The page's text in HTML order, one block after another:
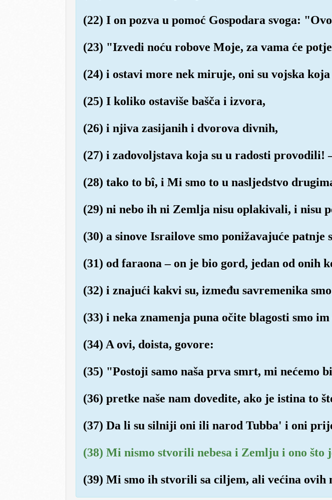
(22) I on pozva u pomoć Gospodara svoga:
(23) "Izvedi noću robove Moje, za vama će
(24) i ostavi more nek miruje, oni su vojska
(25) I koliko ostaviše bašča i izvora,
(26) i njiva zasijanih i dvorova divnih,
(27) i zadovoljstava koja su u radosti provodili!
(28) tako to bî, i Mi smo to u nasljedstvo
(29) ni nebo ih ni Zemlja nisu oplakivali, i nisu
(30) a sinove Israilove smo ponižavajuće patnje
(31) od faraona – on je bio gord, jedan od onih
(32) i znajući kakvi su, između savremenika
(33) i neka znamenja puna očite blagosti smo
(34) A ovi, doista, govore:
(35) "Postoji samo naša prva smrt, mi nećemo
(36) pretke naše nam dovedite, ako je istina to
(37) Da li su silniji oni ili narod Tubba' i oni
(38) Mi nismo stvorili nebesa i Zemlju i ono što
(39) Mi smo ih stvorili sa ciljem, ali većina ovih